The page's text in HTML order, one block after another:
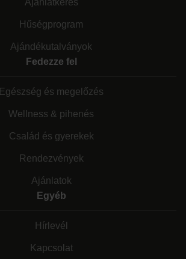
Ajánlatkérés
Hűségprogram
Ajándékutalványok
Fedezze fel
Egészség és megelőzés
Wellness & pihenés
Család és gyerekek
Rendezvények
Ajánlatok
Egyéb
Hírlevél
Kapcsolat